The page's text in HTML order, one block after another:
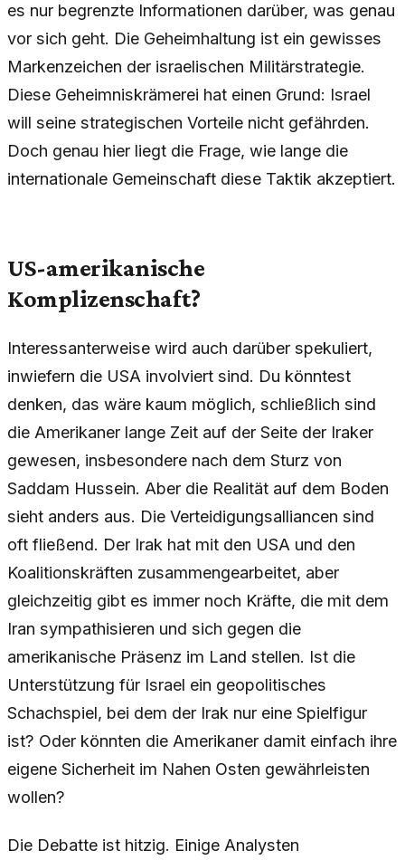
es nur begrenzte Informationen darüber, was genau
vor sich geht. Die Geheimhaltung ist ein gewisses
Markenzeichen der israelischen Militärstrategie.
Diese Geheimniskrämerei hat einen Grund: Israel
will seine strategischen Vorteile nicht gefährden.
Doch genau hier liegt die Frage, wie lange die
internationale Gemeinschaft diese Taktik akzeptiert.
US-amerikanische
Komplizenschaft?
Interessanterweise wird auch darüber spekuliert,
inwiefern die USA involviert sind. Du könntest
denken, das wäre kaum möglich, schließlich sind
die Amerikaner lange Zeit auf der Seite der Iraker
gewesen, insbesondere nach dem Sturz von
Saddam Hussein. Aber die Realität auf dem Boden
sieht anders aus. Die Verteidigungsalliancen sind
oft fließend. Der Irak hat mit den USA und den
Koalitionskräften zusammengearbeitet, aber
gleichzeitig gibt es immer noch Kräfte, die mit dem
Iran sympathisieren und sich gegen die
amerikanische Präsenz im Land stellen. Ist die
Unterstützung für Israel ein geopolitisches
Schachspiel, bei dem der Irak nur eine Spielfigur
ist? Oder könnten die Amerikaner damit einfach ihre
eigene Sicherheit im Nahen Osten gewährleisten
wollen?
Die Debatte ist hitzig. Einige Analysten